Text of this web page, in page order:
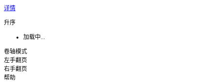
详情
升序
加载中...
卷轴模式
左手翻页
右手翻页
帮助